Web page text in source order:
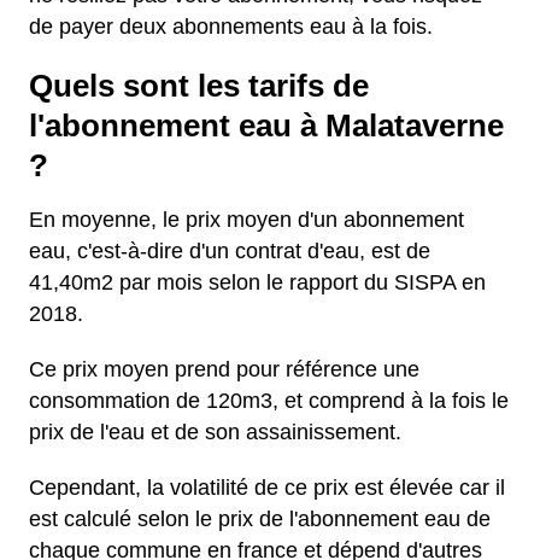
de payer deux abonnements eau à la fois.
Quels sont les tarifs de
l'abonnement eau à Malataverne
?
En moyenne, le prix moyen d'un abonnement
eau, c'est-à-dire d'un contrat d'eau, est de
41,40m2 par mois selon le rapport du SISPA en
2018.
Ce prix moyen prend pour référence une
consommation de 120m3, et comprend à la fois le
prix de l'eau et de son assainissement.
Cependant, la volatilité de ce prix est élevée car il
est calculé selon le prix de l'abonnement eau de
chaque commune en france et dépend d'autres